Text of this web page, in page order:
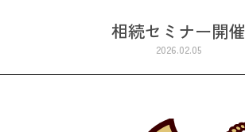
相続セミナー開催
2026.02.05